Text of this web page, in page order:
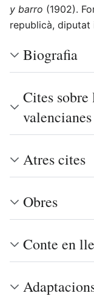
y barro (1902).
republicà,
Biografia
Cites
valencianes
Atres cites
Obres
Conte en